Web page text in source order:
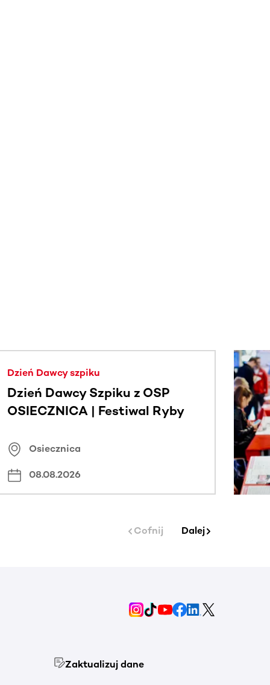
Dzień Dawcy szpiku
Dzień Dawcy Szpiku z OSP
OSIECZNICA | Festiwal Ryby
Osiecznica
08.08.2026
Cofnij Dalej
Zaktualizuj dane